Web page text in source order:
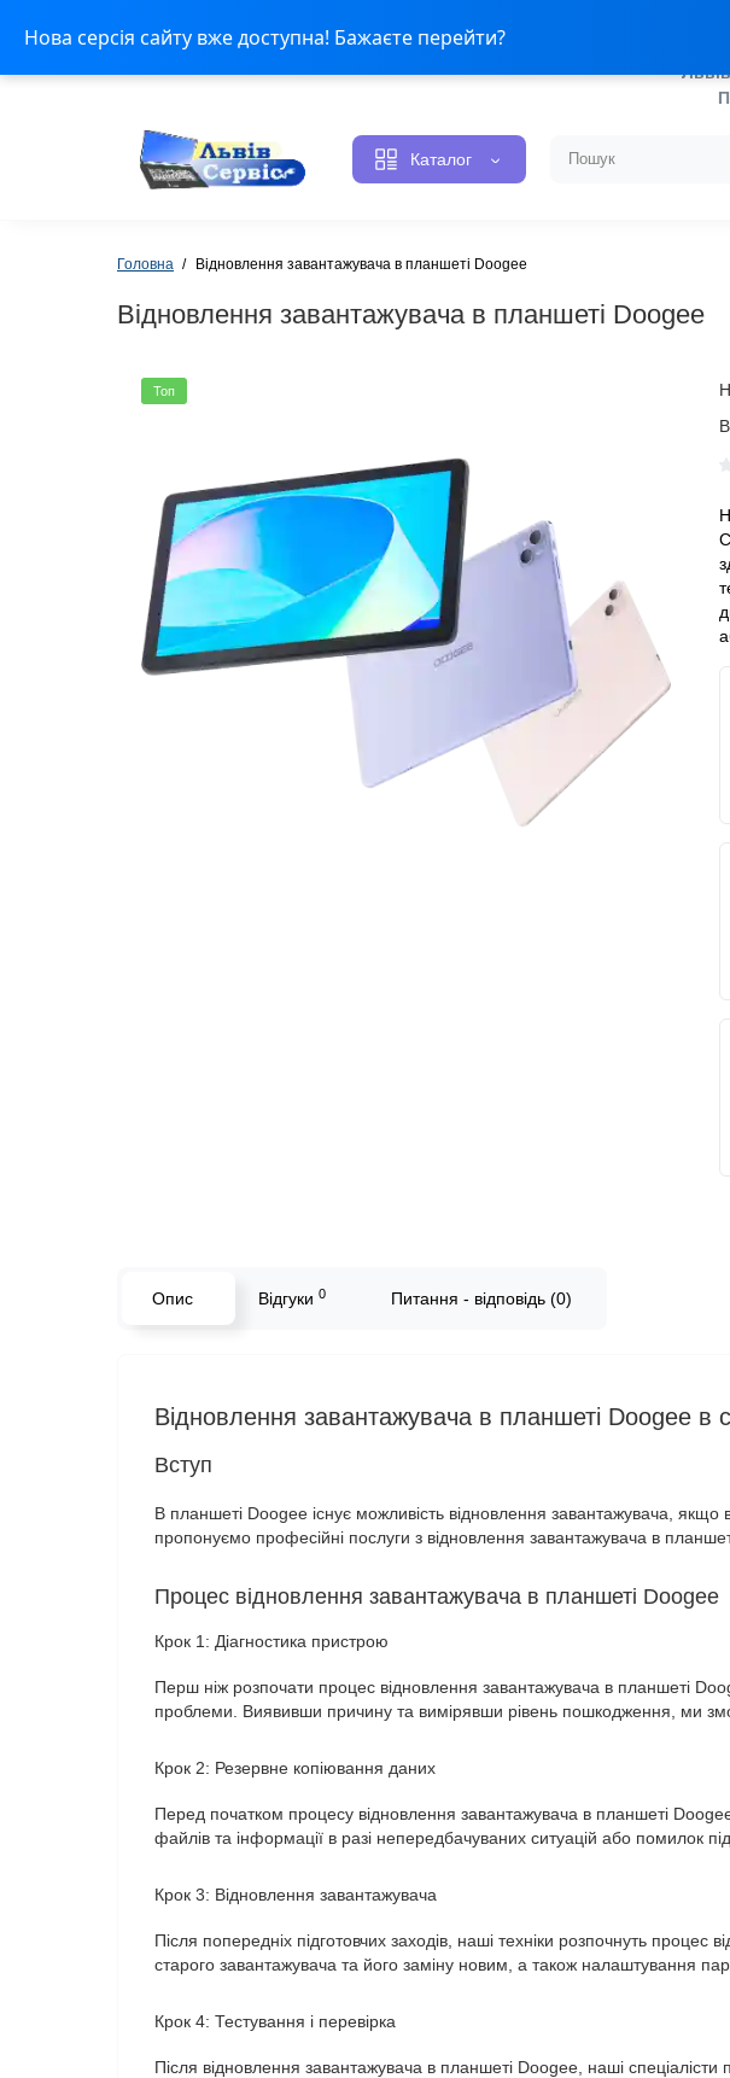
Нова серсія сайту вже доступна! Бажаєте перейти?
Каталог
Головна Відновлення завантажувача в планшеті Doogee
Відновлення завантажувача в планшеті Doogee
Топ
Опис Відгуки 0 Питання - відповідь (0)
Відновлення завантажувача в планшеті Doogee в
Вступ
В планшеті Doogee існує можливість відновлення завантажувача,
пропонуємо професійні послуги з відновлення завантажувача в
Процес відновлення завантажувача в планшеті Doogee
Крок 1: Діагностика пристрою
Перш ніж розпочати процес відновлення завантажувача в планшеті
проблеми. Виявивши причину та вимірявши рівень пошкодження, ми
Крок 2: Резервне копіювання даних
Перед початком процесу відновлення завантажувача в планшеті
файлів та інформації в разі непередбачуваних ситуацій або помилок
Крок 3: Відновлення завантажувача
Після попередніх підготовчих заходів, наші техніки розпочнуть
старого завантажувача та його заміну новим, а також налаштування
Крок 4: Тестування і перевірка
Після відновлення завантажувача в планшеті Doogee, наші